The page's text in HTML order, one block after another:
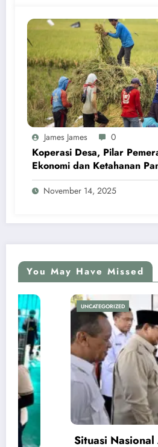
James James 0
Koperasi Desa, Pilar
Ekonomi dan Ketahanan
November 14, 2025
You May Have Missed
UNCATEGORIZED
Situasi Nasional Aman,